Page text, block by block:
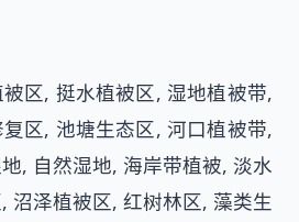
区, 挺水植被区, 湿地植被带,
区, 池塘生态区, 河口植被带,
, 自然湿地, 海岸带植被, 淡水
沼泽植被区, 红树林区, 藻类生